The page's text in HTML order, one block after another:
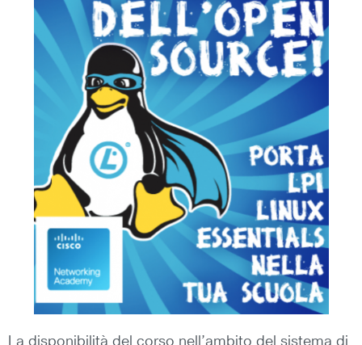
La disponibilità del corso nell’ambito del sistema di